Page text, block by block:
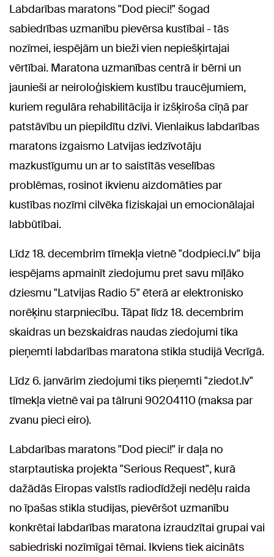
Labdarības maratons "Dod pieci!" šogad
sabiedrības uzmanību pievērsa kustībai - tās
nozīmei, iespējām un bieži vien nepiešķirtajai
vērtībai. Maratona uzmanības centrā ir bērni un
jaunieši ar neiroloģiskiem kustību traucējumiem,
kuriem regulāra rehabilitācija ir izšķiroša cīņā par
patstāvību un piepildītu dzīvi. Vienlaikus labdarības
maratons izgaismo Latvijas iedzīvotāju
mazkustīgumu un ar to saistītās veselības
problēmas, rosinot ikvienu aizdomāties par
kustības nozīmi cilvēka fiziskajai un emocionālajai
labbūtībai.
Līdz 18. decembrim tīmekļa vietnē "dodpieci.lv" bija
iespējams apmainīt ziedojumu pret savu mīļāko
dziesmu "Latvijas Radio 5" ēterā ar elektronisko
norēķinu starpniecību. Tāpat līdz 18. decembrim
skaidras un bezskaidras naudas ziedojumi tika
pieņemti labdarības maratona stikla studijā Vecrīgā.
Līdz 6. janvārim ziedojumi tiks pieņemti "ziedot.lv"
tīmekļa vietnē vai pa tālruni 90204110 (maksa par
zvanu pieci eiro).
Labdarības maratons "Dod pieci!" ir daļa no
starptautiska projekta "Serious Request", kurā
dažādās Eiropas valstīs radiodīdžeji nedēļu raida
no īpašas stikla studijas, pievēršot uzmanību
konkrētai labdarības maratona izraudzītai grupai vai
sabiedriski nozīmīgai tēmai. Ikviens tiek aicināts